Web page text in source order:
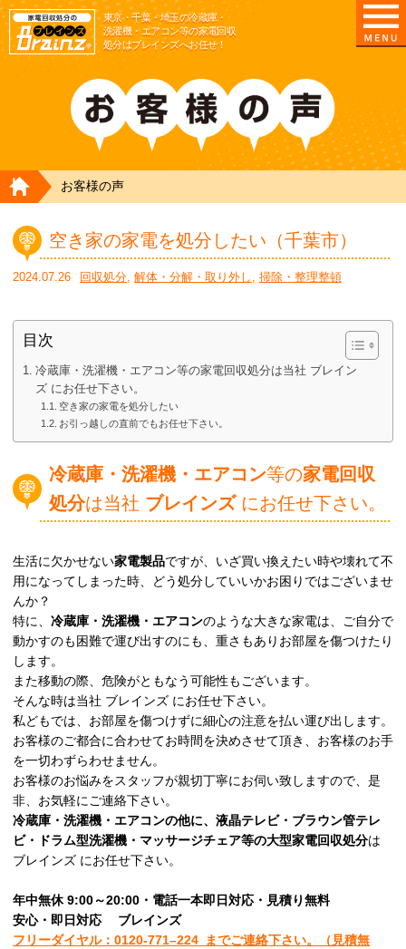
東京/埼玉/千葉/神奈川の 冷蔵庫・洗濯機・エアコン
東京・千葉・埼玉の冷蔵庫・
洗濯機・エアコン等の家電回収
処分はブレインズへお任せ！
HOME
お客様の声
空き家の家電を処分したい（千葉市）
2024.07.26 回収処分, 解体・分解・取り外し , 掃除・整理整頓
目次
冷蔵庫・洗濯機・エアコン等の家電回収処分は当社 ブレイン
ズ にお任せ下さい。
空き家の家電を処分したい
お引っ越しの直前でもお任せ下さい。
冷蔵庫・洗濯機・エアコン等の家電回収
処分は当社 ブレインズにお任せ下さい。
生活に欠かせない家電製品ですが、いざ買い換えたい時や壊れて不
用になってしまった時、どう処分していいかお困りではございませ
んか？
特に、 冷蔵庫・洗濯機・エアコンのような大きな家電は、ご自分で
動かすのも困難で運び出すのにも、重さもありお部屋を傷つけたり
します。
また移動の際、危険がともなう可能性もございます。
そんな時は当社 ブレインズ にお任せ下さい。
私どもでは、お部屋を傷つけずに細心の注意を払い運び出します。
お客様のご都合に合わせてお時間を決めさせて頂き、お客様のお手
を一切わずらわせません。
お客様のお悩みをスタッフが親切丁寧にお伺い致しますので、是
非、お気軽にご連絡下さい。
冷蔵庫・洗濯機・エアコンの他に、液晶テレビ・ブラウン管テレ
ビ・ドラム型洗濯機・マッサージチェア等の大型家電回収処分は
ブレインズ にお任せ下さい。
年中無休 9:00～20:00・電話一本即日対応・見積り無料
安心・即日対応
ブレインズ
フリーダイヤル：0120-771–224 までご連絡下さい。
（見積無